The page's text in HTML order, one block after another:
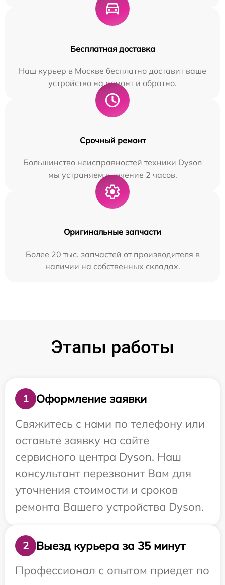
Бесплатная доставка
Наш курьер в Москве бесплатно доставит ваше
устройство на ремонт и обратно.
Срочный ремонт
Большинство неисправностей техники Dyson
мы устраняем в течение 2 часов.
Оригинальные запчасти
Более 20 тыс. запчастей от производителя в
наличии на собственных складах.
Этапы работы
1
Оформление заявки
Свяжитесь с нами по телефону или
оставьте заявку на сайте
сервисного центра Dyson. Наш
консультант перезвонит Вам для
уточнения стоимости и сроков
ремонта Вашего устройства Dyson.
2
Выезд курьера за 35 минут
Профессионал с опытом приедет по